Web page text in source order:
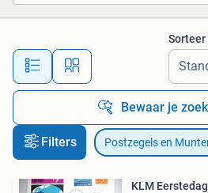
Alle afstanden…
Sorteer
Bewaar je
Filters Postzegels en
KLM